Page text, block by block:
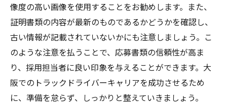
像度の高い画像を使用することをお勧めします。また、
証明書類の内容が最新のものであるかどうかを確認し、
古い情報が記載されていないかにも注意しましょう。こ
のような注意を払うことで、応募書類の信頼性が高ま
り、採用担当者に良い印象を与えることができます。大
阪でのトラックドライバーキャリアを成功させるため
に、準備を怠らず、しっかりと整えていきましょう。